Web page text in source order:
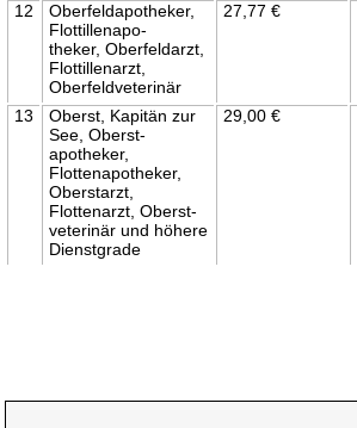
12
Oberfeldapotheker,
Flottillenapo-
theker, Oberfeldarzt,
Flottillenarzt,
Oberfeldveterinär
27,77 €
13
Oberst, Kapitän zur
See, Oberst-
apotheker,
Flottenapotheker,
Oberstarzt,
Flottenarzt, Oberst-
veterinär und höhere
Dienstgrade
29,00 €